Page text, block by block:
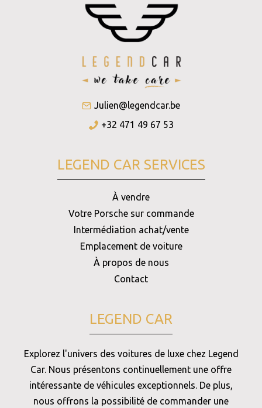
Julien@legendcar.be
+32 471 49 67 53
LEGEND CAR SERVICES
À vendre
Votre Porsche sur commande
Intermédiation achat/vente
Emplacement de voiture
À propos de nous
Contact
LEGEND CAR
Explorez l'univers des voitures de luxe chez Legend
Car. Nous présentons continuellement une offre
intéressante de véhicules exceptionnels. De plus,
nous offrons la possibilité de commander une